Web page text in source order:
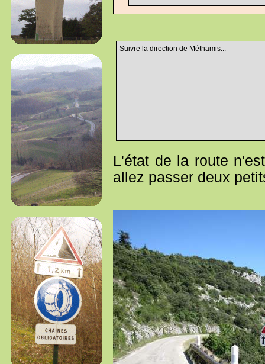
Suivre la direction de Méthamis...
L'état de la route
allez passer deux